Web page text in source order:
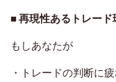
■ 再現性あるトレード
もしあなたが
・トレードの判断に